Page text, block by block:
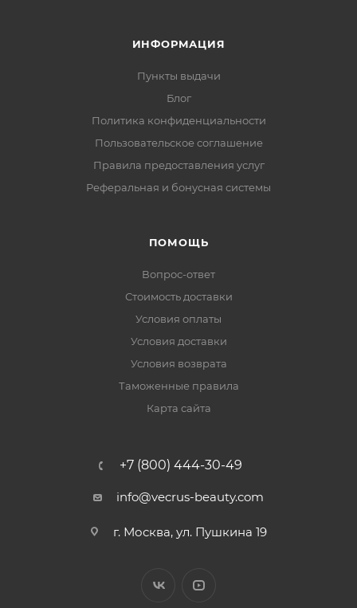
ИНФОРМАЦИЯ
Пункты выдачи
Блог
Политика конфиденциальности
Пользовательское соглашение
Правила предоставления услуг
Реферальная и бонусная системы
ПОМОЩЬ
Вопрос-ответ
Стоимость доставки
Условия оплаты
Условия доставки
Условия возврата
Таможенные правила
Карта сайта
+7 (800) 444-30-49
info@vecrus-beauty.com
г. Москва, ул. Пушкина 19